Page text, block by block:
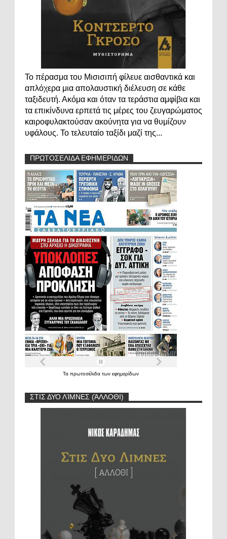
Το πέρασμα του Μισισιπή φίλευε αισθαντικά και
απλόχερα μια απολαυστική διέλευση σε κάθε
ταξιδευτή. Ακόμα και όταν τα τεράστια αμφίβια και
τα επικίνδυνα ερπετά τις μέρες του ζευγαρώματος
καιροφυλακτούσαν ακούνητα για να θυμίζουν
υφάλους. Το τελευταίο ταξίδι μαζί της...
ΠΡΩΤΟΣΕΛΙΔΑ ΕΦΗΜΕΡΙΔΩΝ
Τα πρωτοσέλιδα των εφημερίδων
ΣΤΙΣ ΔΥΟ ΛΊΜΝΕΣ (ΆΛΛΟΘΙ)